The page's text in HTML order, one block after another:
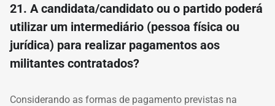
21. A candidata/candidato ou o partido poderá
utilizar um intermediário (pessoa física ou
jurídica) para realizar pagamentos aos
militantes contratados?
Considerando as formas de pagamento previstas na